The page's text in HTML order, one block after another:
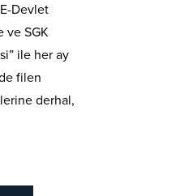
Devlet
ve SGK
ile her ay
filen
derhal,